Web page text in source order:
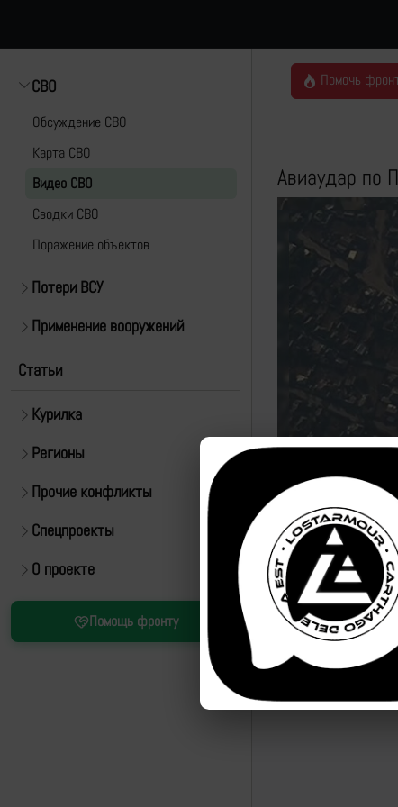
СВО
Обсуждение СВО
Карта СВО
Видео СВО
Cводки СВО
Поражение объектов
Потери ВСУ
Применение вооружений
Статьи
Курилка
Регионы
Прочие конфликты
Спецпроекты
О проекте
Помощь фронту
Помочь
Авиаудар по
Источник: https://